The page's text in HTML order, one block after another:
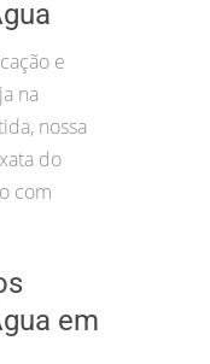
e
na
nossa
do
com
em